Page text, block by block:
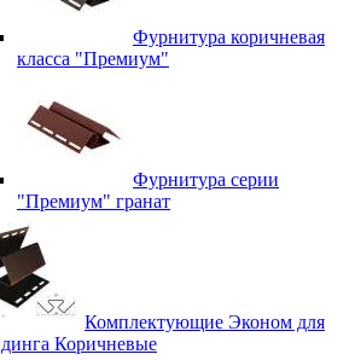
Фурнитура коричневая
класса "Премиум"
Фурнитура серии
"Премиум" гранат
Комплектующие Эконом для
Коричневые